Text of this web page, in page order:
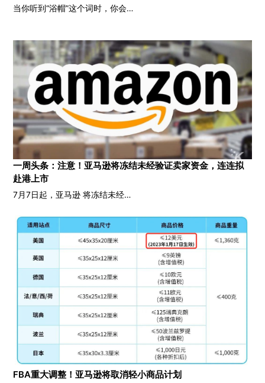
当你听到“浴帽”这个词时，你会…
一周头条：注意！亚马逊将冻结未经验证卖家资金，连连拟
赴港上市
7月7日起，亚马逊 将冻结未经…
FBA重大调整！亚马逊将取消轻小商品计划